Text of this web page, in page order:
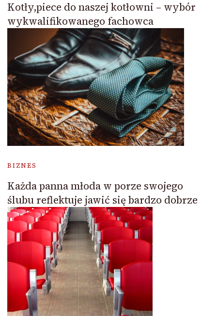
Kotły,piece do naszej kotłowni – wybór
wykwalifikowanego fachowca
BIZNES
Każda panna młoda w porze swojego
ślubu reflektuje jawić się bardzo dobrze